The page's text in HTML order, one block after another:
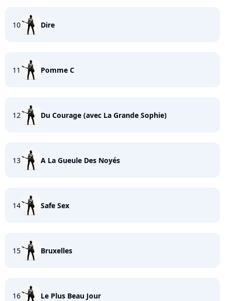
10 Dire
11 Pomme C
12 Du Courage (avec La Grande Sophie)
13 A La Gueule Des Noyés
14 Safe Sex
15 Bruxelles
16 Le Plus Beau Jour